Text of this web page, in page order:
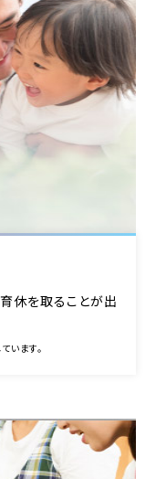
休を取ることが出
います。